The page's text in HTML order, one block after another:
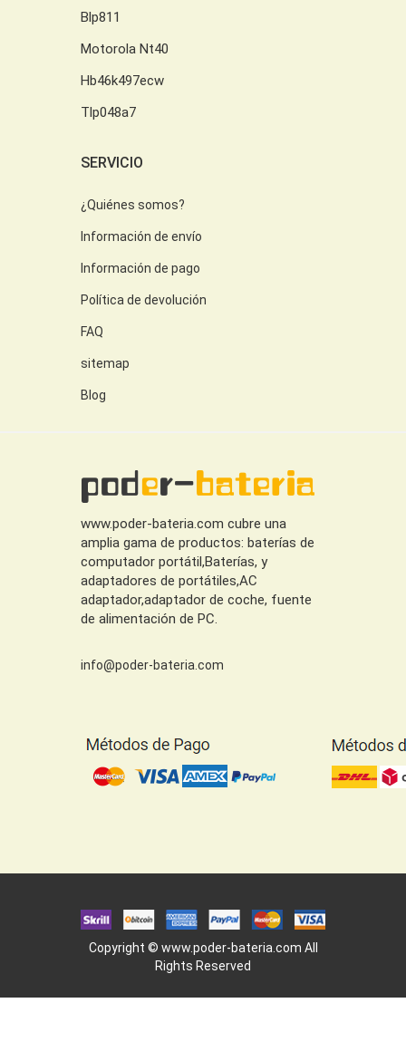
Blp811
Motorola Nt40
Hb46k497ecw
Tlp048a7
SERVICIO
¿Quiénes somos?
Información de envío
Información de pago
Política de devolución
FAQ
sitemap
Blog
www.poder-bateria.com cubre una
amplia gama de productos: baterías de
computador portátil,Baterías, y
adaptadores de portátiles,AC
adaptador,adaptador de coche, fuente
de alimentación de PC.
info@poder-bateria.com
Copyright © www.poder-bateria.com All
Rights Reserved